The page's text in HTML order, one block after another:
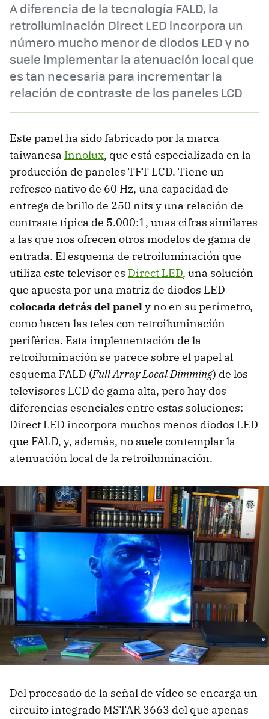
A diferencia de la tecnología FALD, la
retroiluminación Direct LED incorpora un
número mucho menor de diodos LED y no
suele implementar la atenuación local que
es tan necesaria para incrementar la
relación de contraste de los paneles LCD
Este panel ha sido fabricado por la marca
taiwanesa Innolux, que está especializada en la
producción de paneles TFT LCD. Tiene un
refresco nativo de 60 Hz, una capacidad de
entrega de brillo de 250 nits y una relación de
contraste típica de 5.000:1, unas cifras similares
a las que nos ofrecen otros modelos de gama de
entrada. El esquema de retroiluminación que
utiliza este televisor es Direct LED, una solución
que apuesta por una matriz de diodos LED
colocada detrás del panely no en su perímetro,
como hacen las teles con retroiluminación
periférica. Esta implementación de la
retroiluminación se parece sobre el papel al
esquema FALD (Full Array Local Dimming) de los
televisores LCD de gama alta, pero hay dos
diferencias esenciales entre estas soluciones:
Direct LED incorpora muchos menos diodos LED
que FALD, y, además, no suele contemplar la
atenuación local de la retroiluminación.
Del procesado de la señal de vídeo se encarga un
circuito integrado MSTAR 3663 del que apenas